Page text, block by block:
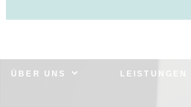
ÜBER UNS LEISTUNGEN